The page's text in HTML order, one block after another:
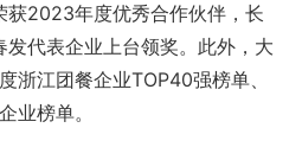
获2023年度优秀合作伙伴，长
代表企业上台领奖。此外，大
浙江团餐企业TOP40强榜单、
业榜单。